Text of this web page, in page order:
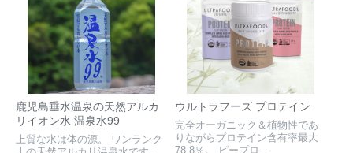
鹿児島垂水温泉の天然アルカ
リイオン水 温泉水99
上質な水は体の源。 ワンランク
ウルトラフーズ プロテイン
完全オーガニック＆植物性であ
りながらプロテイン含有率最大
78.8％。 ピープロ...